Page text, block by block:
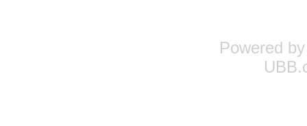
Powered